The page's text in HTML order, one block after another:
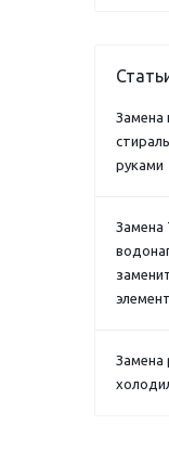
Замена
руками
Замена
элемент
Замена